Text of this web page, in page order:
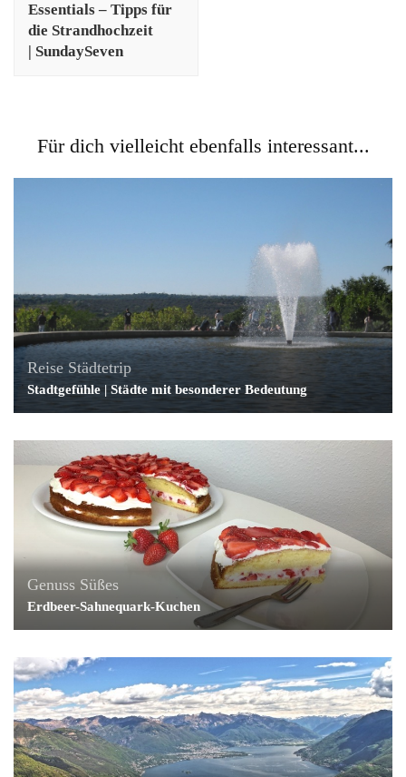
Essentials – Tipps für
die Strandhochzeit
| SundaySeven
Für dich vielleicht ebenfalls interessant...
Reise Städtetrip
Stadtgefühle | Städte mit besonderer Bedeutung
Genuss Süßes
Erdbeer-Sahnequark-Kuchen